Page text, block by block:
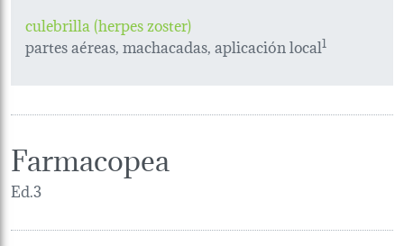
culebrilla (herpes zoster)
partes aéreas, machacadas, aplicación local1
Farmacopea
Ed.3